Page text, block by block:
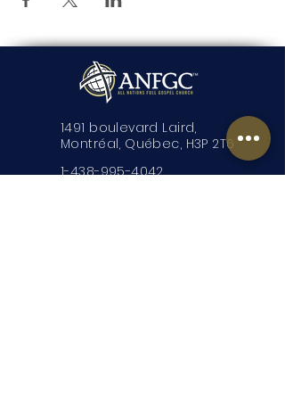
1491 boulevard Laird,
Montréal, Québec, H3P 2T6
1-438-995-4042